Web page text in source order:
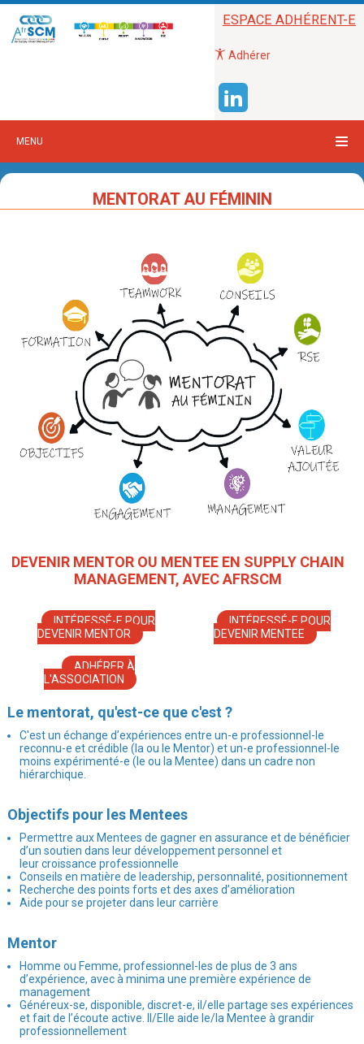
ESPACE ADHÉRENT-E
Adhérer
MENU
MENTORAT AU FÉMININ
DEVENIR MENTOR OU MENTEE EN SUPPLY CHAIN
MANAGEMENT, AVEC AFRSCM
INTÉRESSÉ-E POUR
DEVENIR MENTOR
INTÉRESSÉ-E POUR
DEVENIR MENTEE
ADHÉRER À
L'ASSOCIATION
Le mentorat, qu'est-ce que c'est ?
C'est un échange d’expériences entre un-e professionnel-le
reconnu-e et crédible (la ou le Mentor) et un-e professionnel-le
moins expérimenté-e (le ou la Mentee) dans un cadre non
hiérarchique.
Objectifs pour les Mentees
Permettre aux Mentees de gagner en assurance et de bénéficier
d’un soutien dans leur développement personnel et
leur croissance professionnelle
Conseils en matière de leadership, personnalité, positionnement
Recherche des points forts et des axes d’amélioration
Aide pour se projeter dans leur carrière
Mentor
Homme ou Femme, professionnel-les de plus de 3 ans
d’expérience, avec à minima une première expérience de
management
Généreux-se, disponible, discret-e, il/elle partage ses expériences
et fait de l’écoute active. Il/Elle aide le/la Mentee à grandir
professionnellement